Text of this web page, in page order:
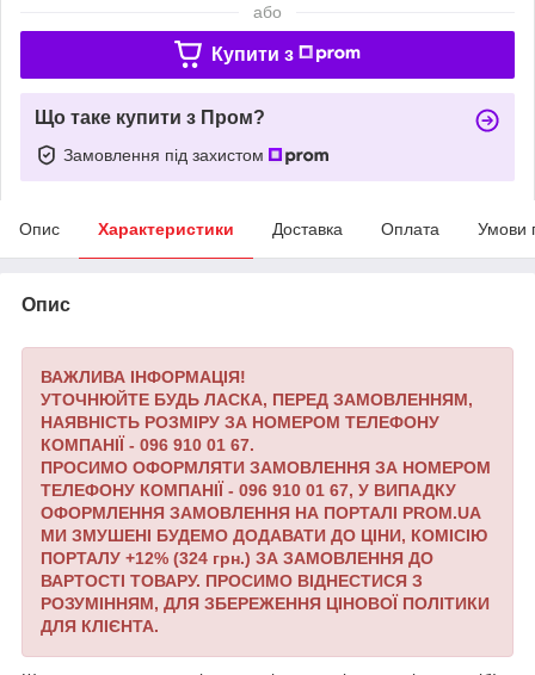
або
Купити з
Що таке купити з Пром?
Замовлення під захистом
Опис Характеристики Доставка Оплата Умови
Опис
ВАЖЛИВА ІНФОРМАЦІЯ!
УТОЧНЮЙТЕ БУДЬ ЛАСКА, ПЕРЕД ЗАМОВЛЕННЯМ,
НАЯВНІСТЬ РОЗМІРУ ЗА НОМЕРОМ ТЕЛЕФОНУ
КОМПАНІЇ - 096 910 01 67.
ПРОСИМО ОФОРМЛЯТИ ЗАМОВЛЕННЯ ЗА НОМЕРОМ
ТЕЛЕФОНУ КОМПАНІЇ - 096 910 01 67, У ВИПАДКУ
ОФОРМЛЕННЯ ЗАМОВЛЕННЯ НА ПОРТАЛІ PROM.UA
МИ ЗМУШЕНІ БУДЕМО ДОДАВАТИ ДО ЦІНИ, КОМІСІЮ
ПОРТАЛУ +12% (324 грн.) ЗА ЗАМОВЛЕННЯ ДО
ВАРТОСТІ ТОВАРУ. ПРОСИМО ВІДНЕСТИСЯ З
РОЗУМІННЯМ, ДЛЯ ЗБЕРЕЖЕННЯ ЦІНОВОЇ ПОЛІТИКИ
ДЛЯ КЛІЄНТА.